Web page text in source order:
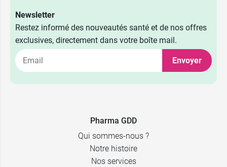
Newsletter
Restez informé des nouveautés santé et de nos offres
exclusives, directement dans votre boîte mail.
Envoyer
Pharma GDD
Qui sommes-nous ?
Notre histoire
Nos services